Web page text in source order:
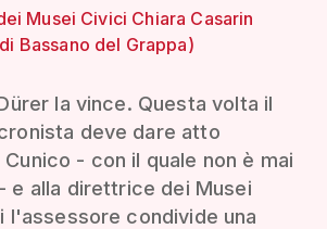
Musei Civici Chiara Casarin
Bassano del Grappa)
la vince. Questa volta il
deve dare atto
- con il quale non è mai
e alla direttrice dei Musei
l'assessore condivide una